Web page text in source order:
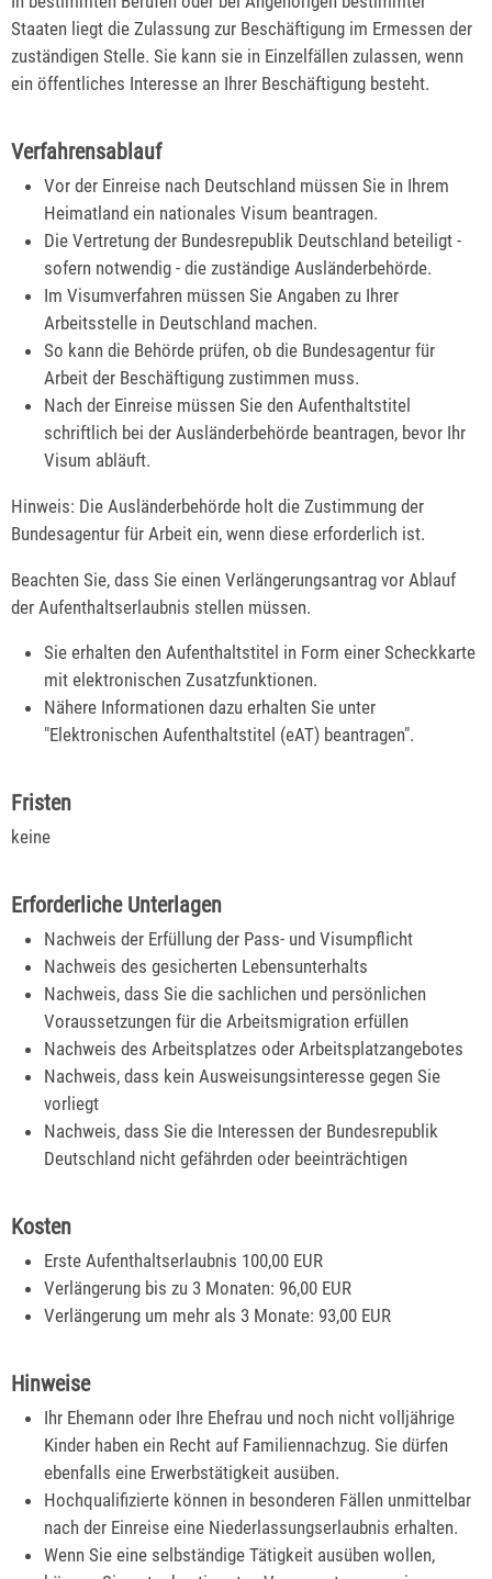
Staaten liegt die Zulassung zur Beschäftigung im Ermessen der
zuständigen Stelle. Sie kann sie in Einzelfällen zulassen, wenn
ein öffentliches Interesse an Ihrer Beschäftigung besteht.
Verfahrensablauf
Vor der Einreise nach Deutschland müssen Sie in Ihrem
Heimatland ein nationales Visum beantragen.
Die Vertretung der Bundesrepublik Deutschland beteiligt -
sofern notwendig - die zuständige Ausländerbehörde.
Im Visumverfahren müssen Sie Angaben zu Ihrer
Arbeitsstelle in Deutschland machen.
So kann die Behörde prüfen, ob die Bundesagentur für
Arbeit der Beschäftigung zustimmen muss.
Nach der Einreise müssen Sie den Aufenthaltstitel
schriftlich bei der Ausländerbehörde beantragen, bevor Ihr
Visum abläuft.
Hinweis: Die Ausländerbehörde holt die Zustimmung der
Bundesagentur für Arbeit ein, wenn diese erforderlich ist.
Beachten Sie, dass Sie einen Verlängerungsantrag vor Ablauf
der Aufenthaltserlaubnis stellen müssen.
Sie erhalten den Aufenthaltstitel in Form einer Scheckkarte
mit elektronischen Zusatzfunktionen.
Nähere Informationen dazu erhalten Sie unter
"Elektronischen Aufenthaltstitel (eAT) beantragen".
Fristen
keine
Erforderliche Unterlagen
Nachweis der Erfüllung der Pass- und Visumpflicht
Nachweis des gesicherten Lebensunterhalts
Nachweis, dass Sie die sachlichen und persönlichen
Voraussetzungen für die Arbeitsmigration erfüllen
Nachweis des Arbeitsplatzes oder Arbeitsplatzangebotes
Nachweis, dass kein Ausweisungsinteresse gegen Sie
vorliegt
Nachweis, dass Sie die Interessen der Bundesrepublik
Deutschland nicht gefährden oder beeinträchtigen
Kosten
Erste Aufenthaltserlaubnis 100,00 EUR
Verlängerung bis zu 3 Monaten: 96,00 EUR
Verlängerung um mehr als 3 Monate: 93,00 EUR
Hinweise
Ihr Ehemann oder Ihre Ehefrau und noch nicht volljährige
Kinder haben ein Recht auf Familiennachzug. Sie dürfen
ebenfalls eine Erwerbstätigkeit ausüben.
Hochqualifizierte können in besonderen Fällen unmittelbar
nach der Einreise eine Niederlassungserlaubnis erhalten.
Wenn Sie eine selbständige Tätigkeit ausüben wollen,